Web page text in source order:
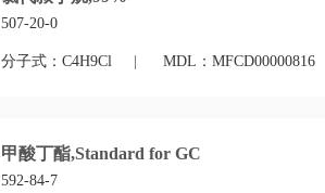
507-20-0
分子式：C4H9Cl MDL：MFCD00000816
甲酸丁酯,Standard for GC
592-84-7